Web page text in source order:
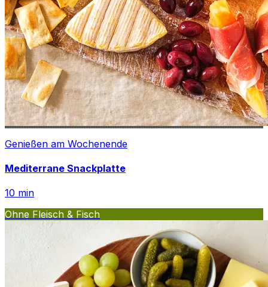
Genießen am Wochenende
Mediterrane Snackplatte
10 min
Ohne Fleisch & Fisch